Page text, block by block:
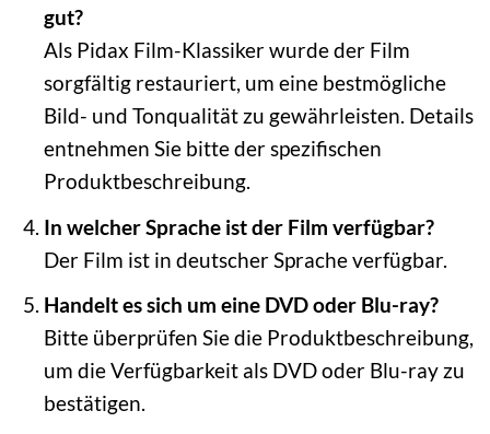
gut?
Als Pidax Film-Klassiker wurde der Film
sorgfältig restauriert, um eine bestmögliche
Bild- und Tonqualität zu gewährleisten. Details
entnehmen Sie bitte der spezifischen
Produktbeschreibung.
In welcher Sprache ist der Film verfügbar?
Der Film ist in deutscher Sprache verfügbar.
Handelt es sich um eine DVD oder Blu-ray?
Bitte überprüfen Sie die Produktbeschreibung,
um die Verfügbarkeit als DVD oder Blu-ray zu
bestätigen.